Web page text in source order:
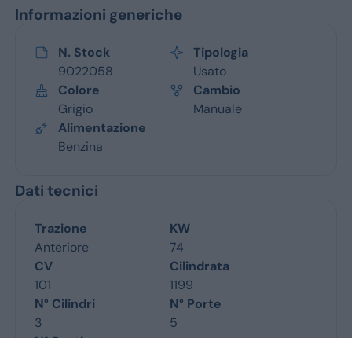
Opel
Vedi tutti i marchi
Informazioni generiche
N. Stock
9022058
Tipologia
Usato
Colore
Grigio
Cambio
Manuale
Alimentazione
Benzina
Dati tecnici
Trazione
Anteriore
KW
74
CV
101
Cilindrata
1199
N° Cilindri
3
N° Porte
5